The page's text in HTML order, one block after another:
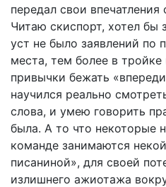
передал свои
Читаю скиспорт, хотел бы
уст не было заявлений по
места, тем более в
привычки бежать
научился реально
слова, и умею говорить
была. А то что некоторые
команде занимаются
писаниной», для своей
излишнего ажиотажа